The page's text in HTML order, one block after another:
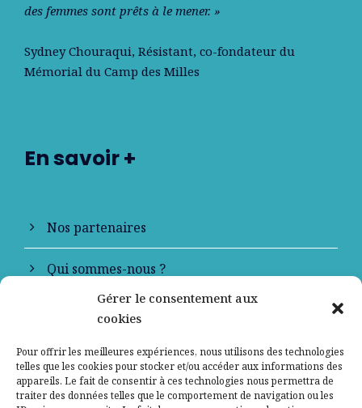
Gérer le consentement aux
cookies
Pour offrir les meilleures expériences, nous utilisons des technologies
telles que les cookies pour stocker et/ou accéder aux informations des
appareils. Le fait de consentir à ces technologies nous permettra de
traiter des données telles que le comportement de navigation ou les
des femmes sont prêts à le mener. »
Sydney Chouraqui, Résistant, co-fondateur du
Mémorial du Camp des Milles
En savoir +
Nos partenaires
Qui sommes-nous ?
Contactez-nous
Mentions légales
Politique de confidentialité